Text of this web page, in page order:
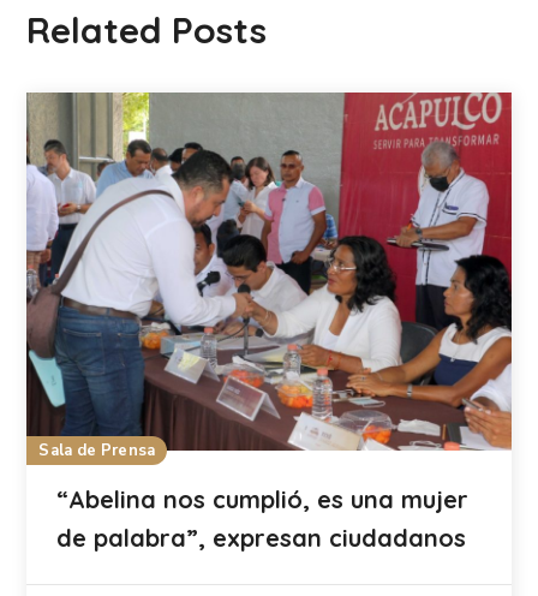
Related Posts
Sala de Prensa
“Abelina nos cumplió, es una mujer
de palabra”, expresan ciudadanos